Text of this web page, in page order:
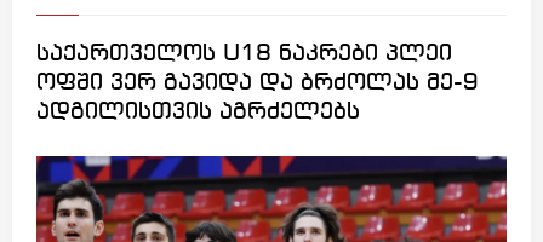
საქართველოს U18 ნაკრები პლეი
ოფში ვერ გავიდა და ბრძოლას მე-9
ადგილისთვის აგრძელებს